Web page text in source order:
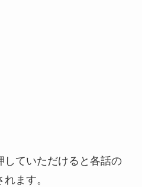
していただけると各話の
ます。